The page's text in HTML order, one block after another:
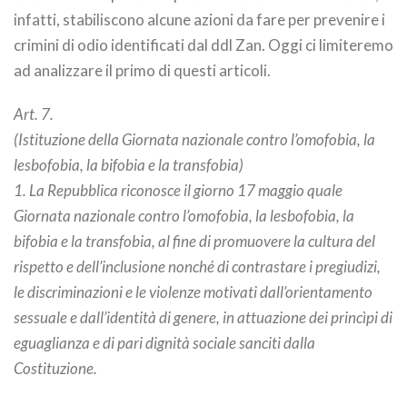
infatti, stabiliscono alcune azioni da fare per prevenire i
crimini di odio identificati dal ddl Zan. Oggi ci limiteremo
ad analizzare il primo di questi articoli.
Art. 7.
(Istituzione della Giornata nazionale contro l’omofobia, la
lesbofobia, la bifobia e la transfobia)
1. La Repubblica riconosce il giorno 17 maggio quale
Giornata nazionale contro l’omofobia, la lesbofobia, la
bifobia e la transfobia, al fine di promuovere la cultura del
rispetto e dell’inclusione nonché di contrastare i pregiudizi,
le discriminazioni e le violenze motivati dall’orientamento
sessuale e dall’identità di genere, in attuazione dei princìpi di
eguaglianza e di pari dignità sociale sanciti dalla
Costituzione.